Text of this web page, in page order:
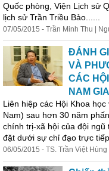
Quốc phòng, Viện Lịch sử
lịch sử Trần Triều Bảo......
07/05/2015 - Trần Minh Thu |
ĐÁNH
VÀ
CÁC
NAM
Liên hiệp các Hội Khoa
Nam) sau hơn 30 năm
chính trị-xã hội của đội
đặt dưới sự chỉ đạo trực tiếp
06/05/2015 - TS. Trần Việt